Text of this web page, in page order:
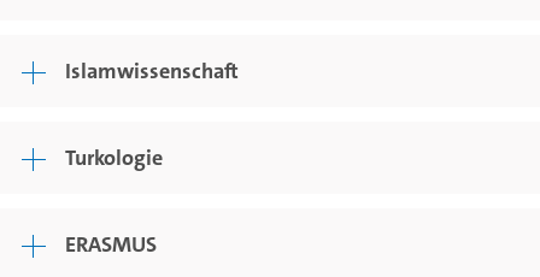
Islamwissenschaft
Turkologie
ERASMUS